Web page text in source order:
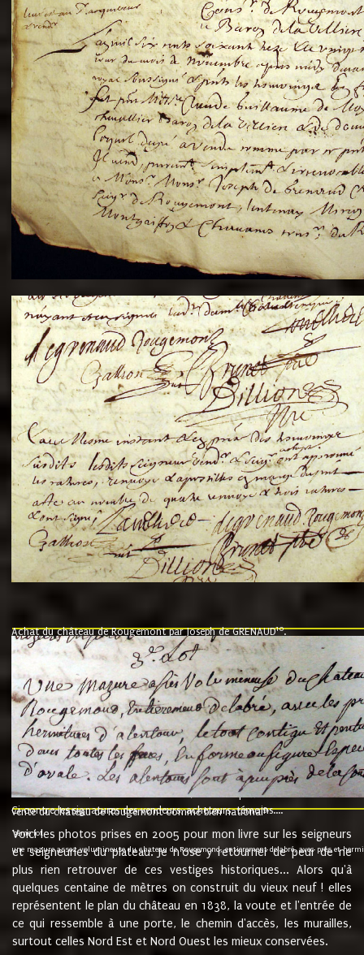
Achat du château de Rougemont par Joseph de GRENAUD10.
"l'an mil six cent soixante treze le ving neuvième jour du mois de
nommé fut présent Messire Claude Guillaume de Moyriat chevalier baron
vend, purement simplement et irrevocablement a monseigneur monsieur
et chavannes conseiller du roy au parlement de Bourgogne, present et
que le dit seigneur Baron de la Vellière a sur ses hommes, indivisables et
de la Velliere tout ainsi et comme le dit seigneur Baron et ses
présent......"
suivent les rentes, donation des terriers, etc... au prix de 880 livre louis
Ci contre les signatures des vendeurs, acheteurs, témoins....
vente du château de Rougemont comme bien national9.
"3ème lot
une mazure assez volumineuse du chateau de Rougemond, entierement delabré, avec près et
Voici les photos prises en 2005 pour mon livre sur les seigneurs
et seigneuries du plateau. Je n'ose y retourner de peur de ne
plus rien retrouver de ces vestiges historiques... Alors qu'à
quelques centaine de mètres on construit du vieux neuf ! elles
représentent le plan du château en 1838, la voute et l'entrée de
ce qui ressemble à une porte, le chemin d'accès, les murailles,
surtout celles Nord Est et Nord Ouest les mieux conservées.